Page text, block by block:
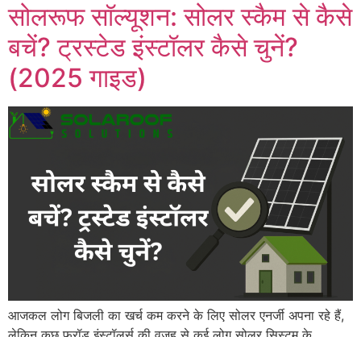
सोलरूफ सॉल्यूशन: सोलर स्कैम से कैसे
बचें? ट्रस्टेड इंस्टॉलर कैसे चुनें?
(2025 गाइड)
आजकल लोग बिजली का खर्च कम करने के लिए सोलर एनर्जी अपना रहे हैं,